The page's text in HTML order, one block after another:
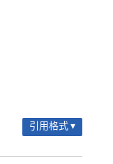
引用格式 ▾